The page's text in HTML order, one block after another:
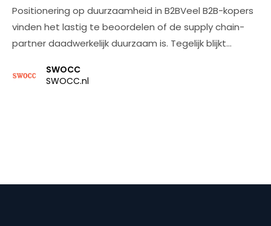
Positionering op duurzaamheid in B2BVeel B2B-kopers
vinden het lastig te beoordelen of de supply chain-
partner daadwerkelijk duurzaam is. Tegelijk blijkt…
SWOCC
SWOCC.nl